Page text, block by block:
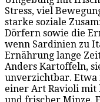
Stress, viel
starke soziale
Dörfern sowie die
wenn Sardinien zu
Ernährung lange
Anders Kartoffeln,
unverzichtbar. Etwa
einer Art Ravioli mit